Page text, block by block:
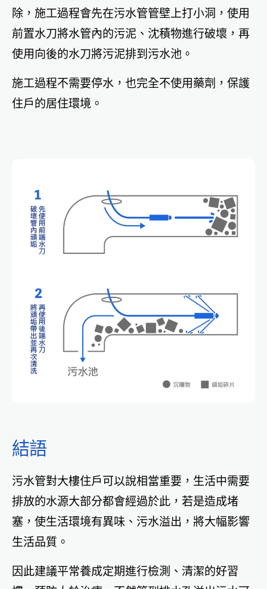
除，施工過程會先在污水管管壁上打小洞，使用
前置水刀將水管內的污泥、沈積物進行破壞，再
使用向後的水刀將污泥排到污水池。
施工過程不需要停水，也完全不使用藥劑，保護
住戶的居住環境。
結語
污水管對大樓住戶可以說相當重要，生活中需要
排放的水源大部分都會經過於此，若是造成堵
塞，使生活環境有異味、污水溢出，將大幅影響
生活品質。
因此建議平常養成定期進行檢測、清潔的好習